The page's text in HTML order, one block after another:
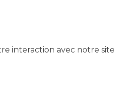
interaction avec notre site